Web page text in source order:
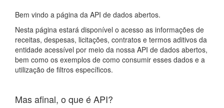
Bem vindo a página da API de dados abertos.
Nesta página estará disponível o acesso as informações de
receitas, despesas, licitações, contratos e termos aditivos da
entidade acessível por meio da nossa API de dados abertos,
bem como os exemplos de como consumir esses dados e a
utilização de filtros específicos.
Mas afinal, o que é API?